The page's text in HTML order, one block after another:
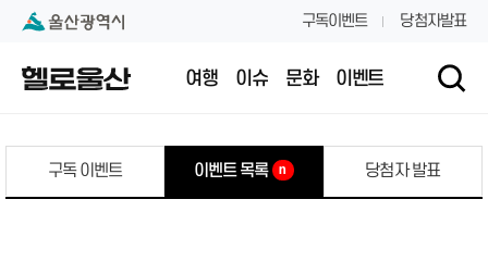
본문 내용 바로가기
대메뉴 바로가기 구독이벤트 당첨자발표
여행 이슈 문화 이벤트
구독 이벤트 이벤트 목록 n 당첨자 발표